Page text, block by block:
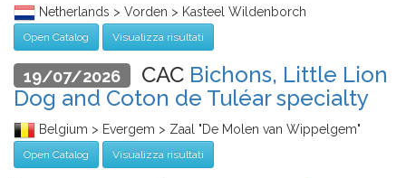
Netherlands > Vorden > Kasteel Wildenborch
Open Catalog Visualizza risultati
19/07/2026 CAC Bichons, Little Lion
Dog and Coton de Tuléar specialty
Belgium > Evergem > Zaal "De Molen van Wippelgem"
Open Catalog Visualizza risultati